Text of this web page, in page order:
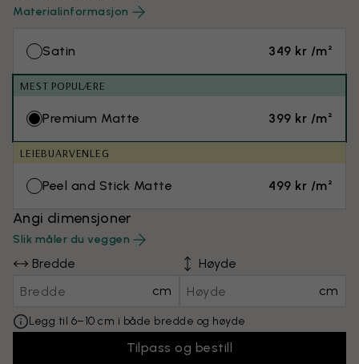
Materialinformasjon
Satin 349 kr /m²
MEST POPULÆRE
Premium Matte 399 kr /m²
LEIEBUARVENLEG
Peel and Stick Matte 499 kr /m²
Angi dimensjoner
Slik måler du veggen
Bredde
cm
Høyde
cm
Legg til 6–10 cm i både bredde og høyde
Tilpass og bestill